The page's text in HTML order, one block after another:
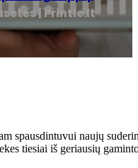
| Printle.lt
spausdintuvui naujų
tiesiai iš geriausių